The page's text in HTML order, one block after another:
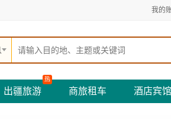
我的
出疆旅游
热
商旅租车 酒店宾馆